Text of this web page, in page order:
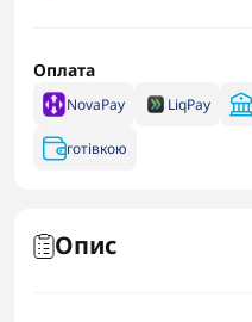
Оплата
NovaPay LiqPay
готівкою
Опис